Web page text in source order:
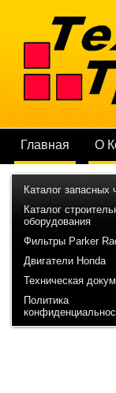
Главная О
Каталог запасных
Каталог
оборудования
Фильтры Parker
Двигатели Honda
Техническая
Политика